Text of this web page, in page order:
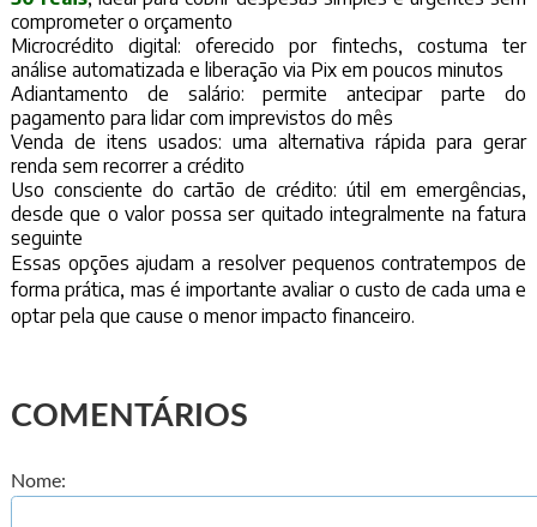
comprometer o orçamento
Microcrédito digital: oferecido por fintechs, costuma ter
análise automatizada e liberação via Pix em poucos minutos
Adiantamento de salário: permite antecipar parte do
pagamento para lidar com imprevistos do mês
Venda de itens usados: uma alternativa rápida para gerar
renda sem recorrer a crédito
Uso consciente do cartão de crédito: útil em emergências,
desde que o valor possa ser quitado integralmente na fatura
seguinte
Essas opções ajudam a resolver pequenos contratempos de
forma prática, mas é importante avaliar o custo de cada uma e
optar pela que cause o menor impacto financeiro.
COMENTÁRIOS
Nome: